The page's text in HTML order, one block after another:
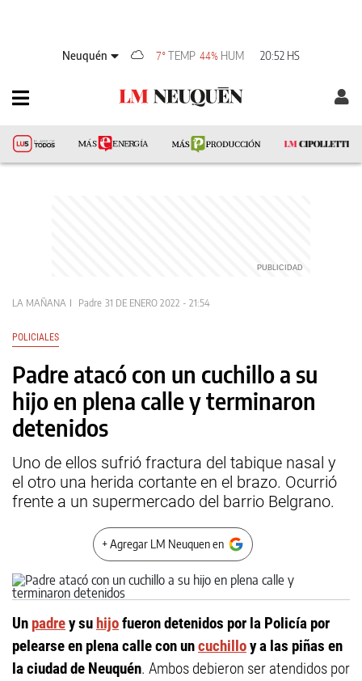
Neuquén 7°TEMP 44% HUM 20:52 HS
LA MAÑANA Padre 31 DE ENERO 2022 - 21:54
POLICIALES
Padre atacó con un cuchillo a su
hijo en plena calle y terminaron
detenidos
Uno de ellos sufrió fractura del tabique nasal y
el otro una herida cortante en el brazo. Ocurrió
frente a un supermercado del barrio Belgrano.
+ Agregar LM Neuquen en
Un padrey su hijofueron detenidos por la Policía por
pelearse en plena calle con uncuchilloy a las piñas en
la ciudad de Neuquén. Ambos debieron ser atendidos por